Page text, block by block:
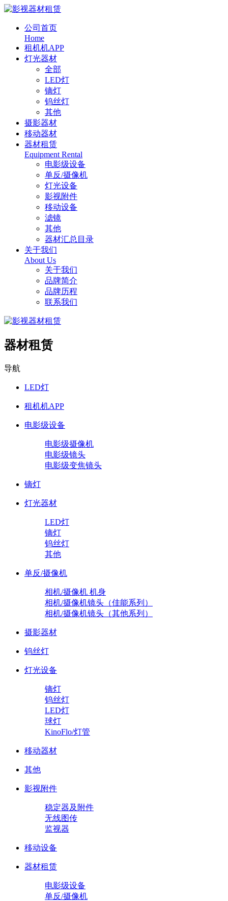
公司首页
Home
租机机APP
灯光器材
全部
LED灯
镝灯
钨丝灯
其他
摄影器材
移动器材
器材租赁
Equipment Rental
电影级设备
单反/摄像机
灯光设备
影视附件
移动设备
滤镜
其他
器材汇总目录
关于我们
About Us
关于我们
品牌简介
品牌历程
联系我们
器材租赁
导航
LED灯
租机机APP
电影级设备
电影级摄像机
电影级镜头
电影级变焦镜头
镝灯
灯光器材
LED灯
镝灯
钨丝灯
其他
单反/摄像机
相机/摄像机 机身
相机/摄像机镜头（佳能系列）
相机/摄像机镜头（其他系列）
摄影器材
钨丝灯
灯光设备
镝灯
钨丝灯
LED灯
球灯
KinoFlo/灯管
移动器材
其他
影视附件
稳定器及附件
无线图传
监视器
移动设备
器材租赁
电影级设备
单反/摄像机